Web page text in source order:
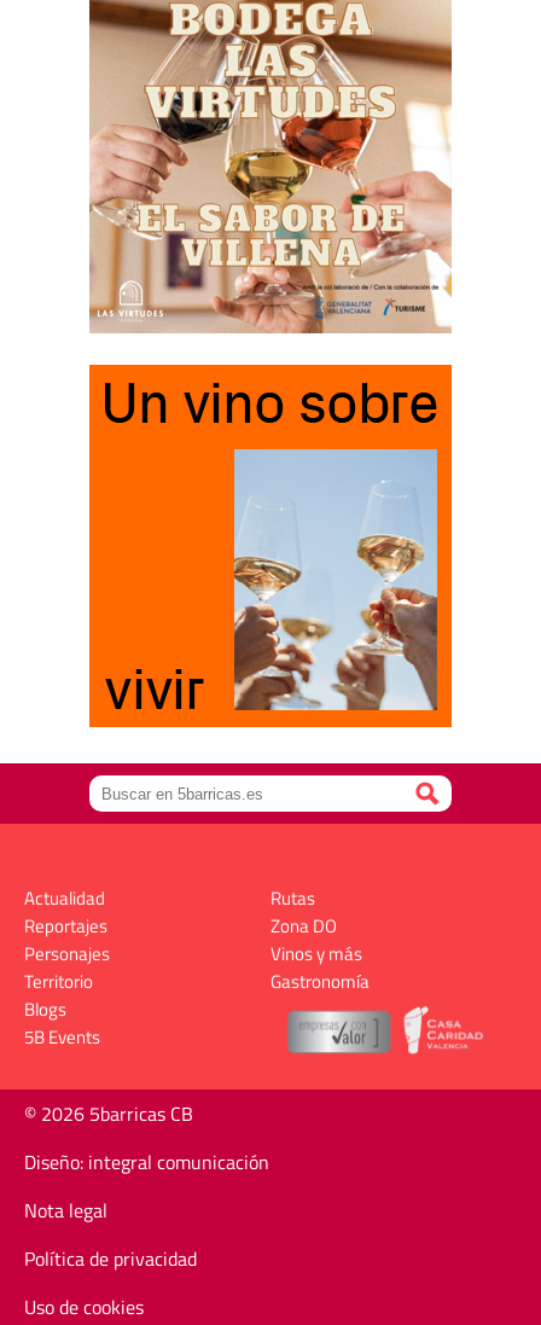
Actualidad
Reportajes
Personajes
Territorio
Rutas
Zona DO
Vinos y más
Gastronomía
Blogs
5B Events
© 2026 5barricas CB
Diseño: integral comunicación
Nota legal
Política de privacidad
Uso de cookies